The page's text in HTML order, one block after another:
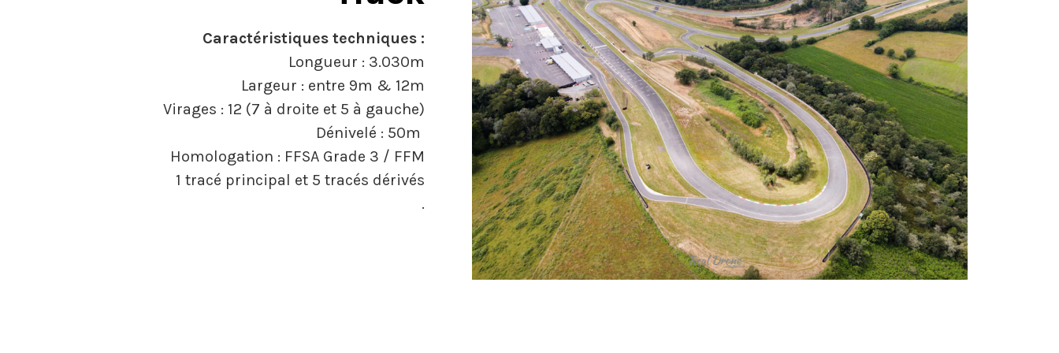
Caractéristiques techniques :
Longueur : 3.030m
Largeur : entre 9m & 12m
Virages : 12 (7 à droite et 5 à gauche)
Dénivelé : 50m
Homologation : FFSA Grade 3 / FFM
1 tracé principal et 5 tracés dérivés
.